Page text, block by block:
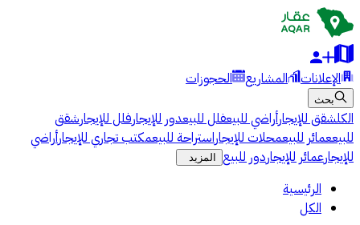
الإعلانات المشاريع الحجوزات
بحث
الكلشقق للإيجارأراضي للبيعفلل للبيعدور للإيجارفلل للإيجارشقق
للبيععمائر للبيعمحلات للإيجاراستراحة للبيعمكتب تجاري للإيجارأراضي
للإيجارعمائر للإيجاردور للبيع المزيد
الرئيسية
الكل